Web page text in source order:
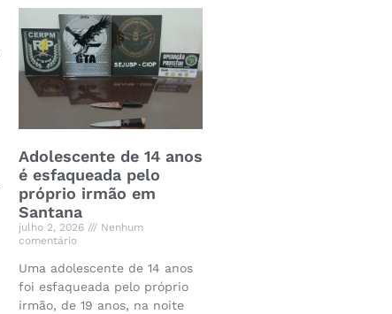
Adolescente de 14 anos
é esfaqueada pelo
próprio irmão em
Santana
julho 2, 2026
Nenhum
comentário
Uma adolescente de 14 anos
foi esfaqueada pelo próprio
irmão, de 19 anos, na noite